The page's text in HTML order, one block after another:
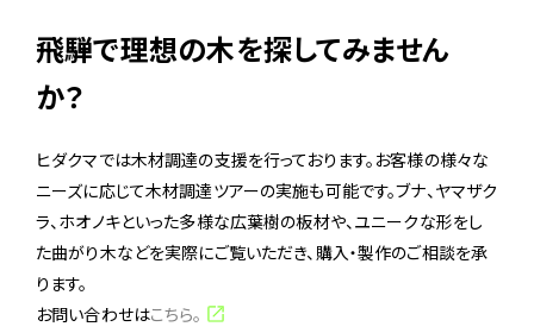
飛騨で理想の木を探してみません
か？
ヒダクマでは木材調達の支援を行っております。お客様の様々な
ニーズに応じて木材調達ツアーの実施も可能です。ブナ、ヤマザク
ラ、ホオノキといった多様な広葉樹の板材や、ユニークな形をし
た曲がり木などを実際にご覧いただき、購入・製作のご相談を承
ります。
お問い合わせはこちら。